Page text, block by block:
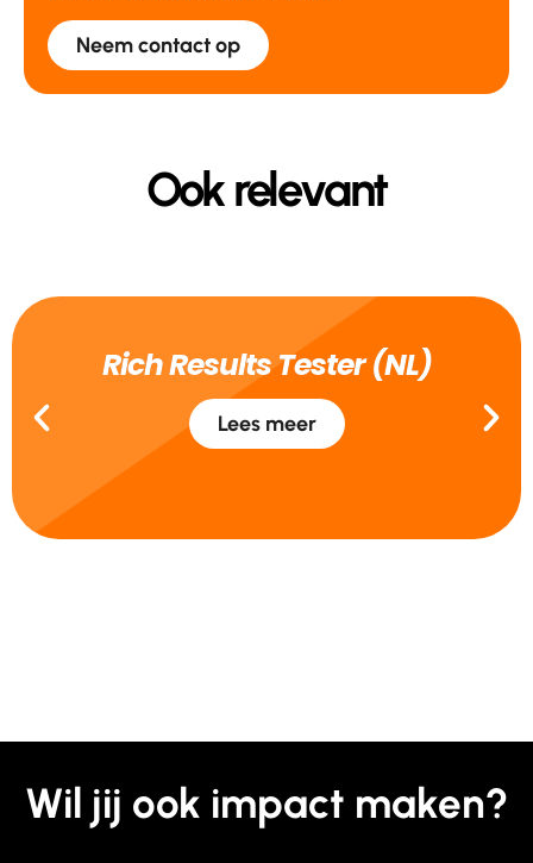
Neem contact op
Ook relevant
Rich Results Tester (NL)
Lees meer
Wil jij ook impact maken?